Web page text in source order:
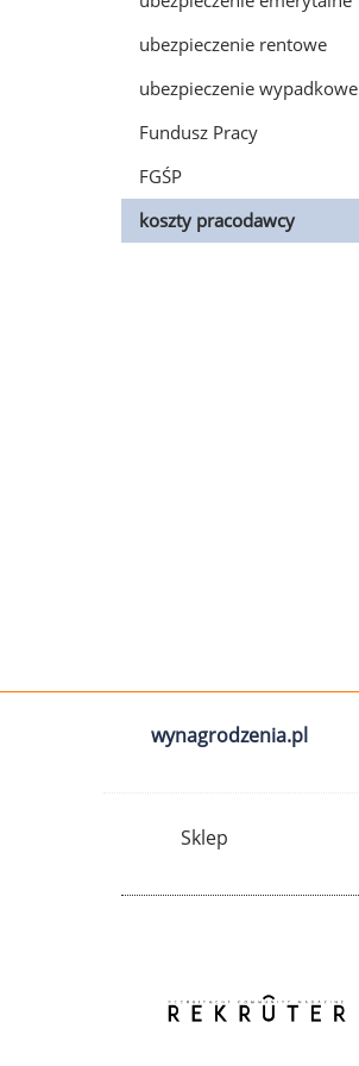
ubezpieczenie rentowe
ubezpieczenie wypadkowe
Fundusz Pracy
FGŚP
koszty pracodawcy
wynagrodzenia.pl
Sklep